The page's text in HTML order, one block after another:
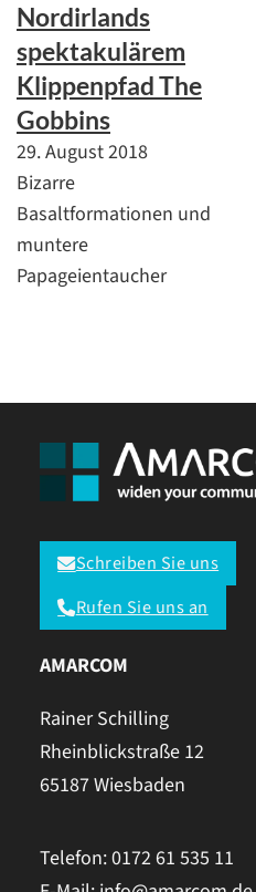
Nordirlands
spektakulärem
Klippenpfad The
Gobbins
29. August 2018
Bizarre
Basaltformationen und
muntere
Papageientaucher
Schreiben Sie uns
Rufen Sie uns an
AMARCOM
Rainer Schilling
Rheinblickstraße 12
65187 Wiesbaden
Telefon: 0172 61 535 11